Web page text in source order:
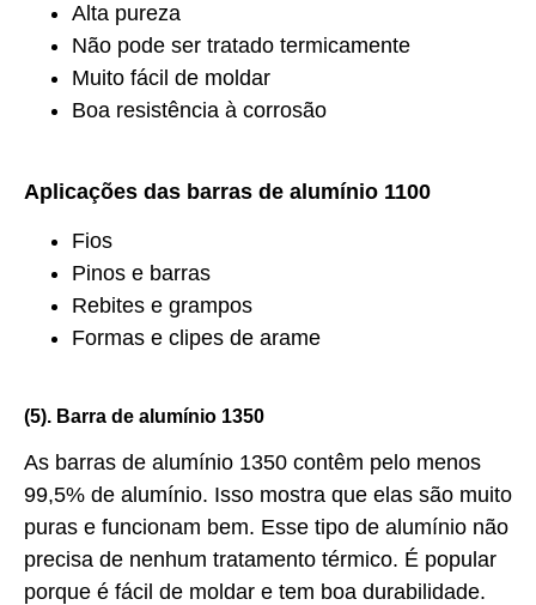
Alta pureza
Não pode ser tratado termicamente
Muito fácil de moldar
Boa resistência à corrosão
Aplicações das barras de alumínio 1100
Fios
Pinos e barras
Rebites e grampos
Formas e clipes de arame
(5). Barra de alumínio 1350
As barras de alumínio 1350 contêm pelo menos
99,5% de alumínio. Isso mostra que elas são muito
puras e funcionam bem. Esse tipo de alumínio não
precisa de nenhum tratamento térmico. É popular
porque é fácil de moldar e tem boa durabilidade.